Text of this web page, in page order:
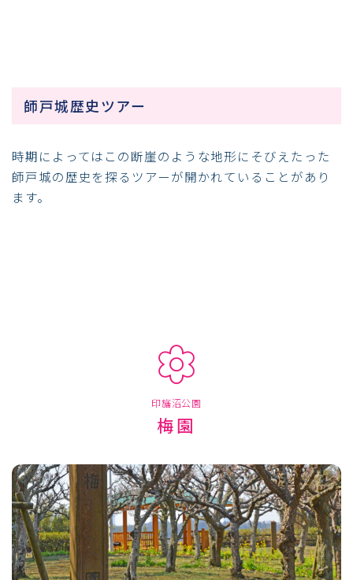
師戸城歴史ツアー
時期によってはこの断崖のような地形にそびえたった
師戸城の歴史を探るツアーが開かれていることがあり
ます。
印旛沼公園
梅園